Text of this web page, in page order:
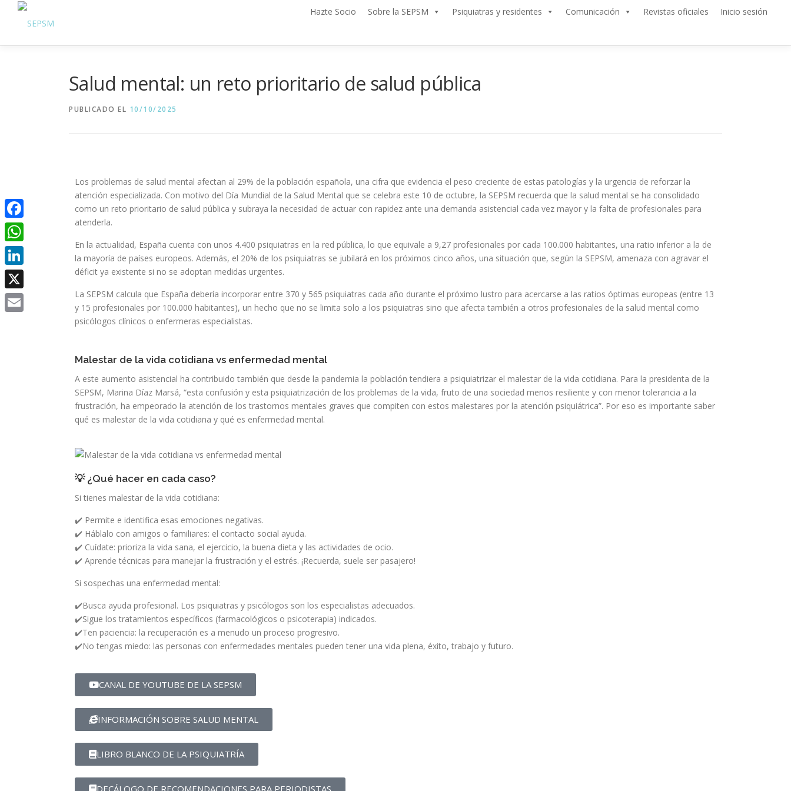
Hazte Socio Sobre la SEPSM Psiquiatras y residentes Comunicación Revistas oficiales Inicio sesión
Salud mental: un reto prioritario de salud pública
PUBLICADO EL 10/10/2025
Los problemas de salud mental afectan al 29% de la población española, una cifra que evidencia el peso creciente de estas patologías y la urgencia de reforzar la
atención especializada. Con motivo del Día Mundial de la Salud Mental que se celebra este 10 de octubre, la SEPSM recuerda que la salud mental se ha consolidado
como un reto prioritario de salud pública y subraya la necesidad de actuar con rapidez ante una demanda asistencial cada vez mayor y la falta de profesionales para
atenderla.
En la actualidad, España cuenta con unos 4.400 psiquiatras en la red pública, lo que equivale a 9,27 profesionales por cada 100.000 habitantes, una ratio inferior a la de
la mayoría de países europeos. Además, el 20% de los psiquiatras se jubilará en los próximos cinco años, una situación que, según la SEPSM, amenaza con agravar el
déficit ya existente si no se adoptan medidas urgentes.
La SEPSM calcula que España debería incorporar entre 370 y 565 psiquiatras cada año durante el próximo lustro para acercarse a las ratios óptimas europeas (entre 13
y 15 profesionales por 100.000 habitantes), un hecho que no se limita solo a los psiquiatras sino que afecta también a otros profesionales de la salud mental como
psicólogos clínicos o enfermeras especialistas.
Malestar de la vida cotidiana vs enfermedad mental
A este aumento asistencial ha contribuido también que desde la pandemia la población tendiera a psiquiatrizar el malestar de la vida cotidiana. Para la presidenta de la
SEPSM, Marina Díaz Marsá, “esta confusión y esta psiquiatrización de los problemas de la vida, fruto de una sociedad menos resiliente y con menor tolerancia a la
frustración, ha empeorado la atención de los trastornos mentales graves que compiten con estos malestares por la atención psiquiátrica”. Por eso es importante saber
qué es malestar de la vida cotidiana y qué es enfermedad mental.
💡 ¿Qué hacer en cada caso?
Si tienes malestar de la vida cotidiana:
✔️ Permite e identifica esas emociones negativas.
✔️ Háblalo con amigos o familiares: el contacto social ayuda.
✔️ Cuídate: prioriza la vida sana, el ejercicio, la buena dieta y las actividades de ocio.
✔️ Aprende técnicas para manejar la frustración y el estrés. ¡Recuerda, suele ser pasajero!
Si sospechas una enfermedad mental:
✔️Busca ayuda profesional. Los psiquiatras y psicólogos son los especialistas adecuados.
✔️Sigue los tratamientos específicos (farmacológicos o psicoterapia) indicados.
✔️Ten paciencia: la recuperación es a menudo un proceso progresivo.
✔️No tengas miedo: las personas con enfermedades mentales pueden tener una vida plena, éxito, trabajo y futuro.
CANAL DE YOUTUBE DE LA SEPSM
INFORMACIÓN SOBRE SALUD MENTAL
LIBRO BLANCO DE LA PSIQUIATRÍA
DECÁLOGO DE RECOMENDACIONES PARA PERIODISTAS
Facebook
WhatsApp
LinkedIn
X